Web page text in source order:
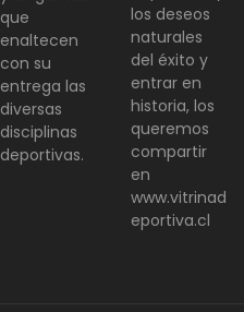
que
enaltecen
con su
entrega las
diversas
disciplinas
deportivas.
los deseos
naturales
del éxito y
entrar en
historia, los
queremos
compartir
en
www.vitrinad
eportiva.cl